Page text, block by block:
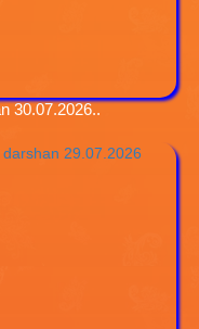
30.07.2026..